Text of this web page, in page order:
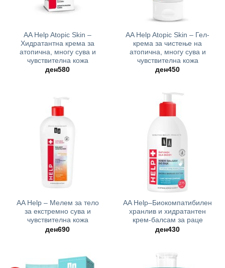
AA Help Atopic Skin –
Хидратантна крема за
атопична, многу сува и
чувствителна кожа
ден580
AA Help Atopic Skin – Гел-
крема за чистење на
атопична, многу сува и
чувствителна кожа
ден450
AA Help – Мелем за тело
за екстремно сува и
чувствителна кожа
ден690
AA Help–Биокомпатибилен
хранлив и хидратантен
крем-балсам за раце
ден430